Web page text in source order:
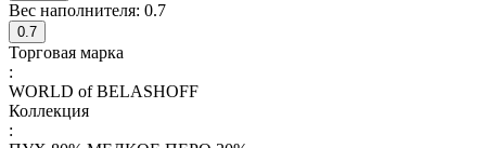
Вес наполнителя: 0.7
0.7
Торговая марка
:
WORLD of BELASHOFF
Коллекция
: